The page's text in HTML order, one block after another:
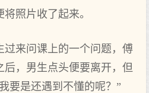
照片收了起来。
过来问课上的一个问题，傅
后，男生点头便要离开，但
要是还遇到不懂的呢？”